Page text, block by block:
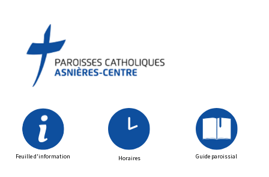
Feuille d'information Horaires Guide paroissial